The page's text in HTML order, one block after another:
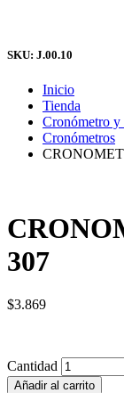
SKU: J.00.10
Inicio
Tienda
Cronómetro y
Cronómetros
307
$3.869
Cantidad
Añadir al carrito